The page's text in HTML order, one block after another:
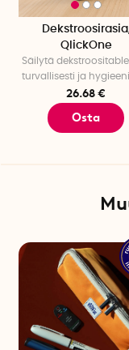
Pariston kesto: 12-18
Vaihdettava paristo:
Innovaattori: Hanna
Määrä pakkauksessa:
QlickOne
Säilytä
turvallisesti ja
26.68 €
Osta